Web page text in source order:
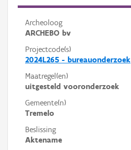
Archeoloog
ARCHEBO bv
Projectcode(s)
2024L265 - bureauonderzoek
Maatregel(en)
uitgesteld vooronderzoek
Gemeente(n)
Tremelo
Beslissing
Aktename